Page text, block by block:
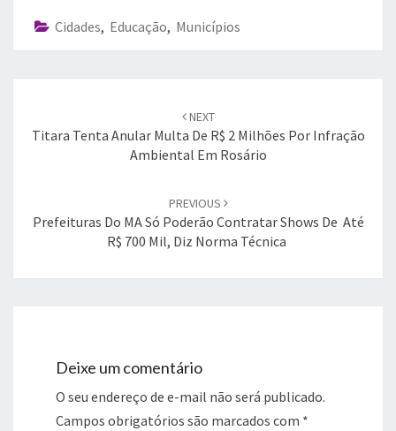
Cidades, Educação, Municípios
NEXT
Titara Tenta Anular Multa De R$ 2 Milhões Por Infração
Ambiental Em Rosário
PREVIOUS
Prefeituras Do MA Só Poderão Contratar Shows De Até
R$ 700 Mil, Diz Norma Técnica
Deixe um comentário
O seu endereço de e-mail não será publicado.
Campos obrigatórios são marcados com *